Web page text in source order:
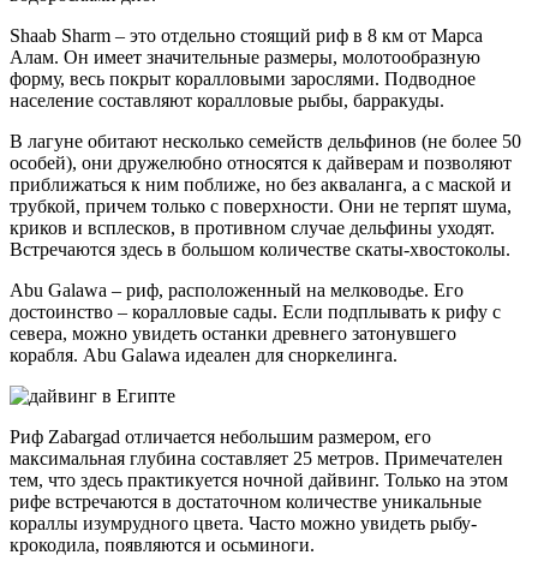
Shaab Sharm – это отдельно стоящий риф в 8 км от Марса
Алам. Он имеет значительные размеры, молотообразную
форму, весь покрыт коралловыми зарослями. Подводное
население составляют коралловые рыбы, барракуды.
В лагуне обитают несколько семейств дельфинов (не более 50
особей), они дружелюбно относятся к дайверам и позволяют
приближаться к ним поближе, но без акваланга, а с маской и
трубкой, причем только с поверхности. Они не терпят шума,
криков и всплесков, в противном случае дельфины уходят.
Встречаются здесь в большом количестве скаты-хвостоколы.
Abu Galawa – риф, расположенный на мелководье. Его
достоинство – коралловые сады. Если подплывать к рифу с
севера, можно увидеть останки древнего затонувшего
корабля. Abu Galawa идеален для сноркелинга.
Риф Zabargad отличается небольшим размером, его
максимальная глубина составляет 25 метров. Примечателен
тем, что здесь практикуется ночной дайвинг. Только на этом
рифе встречаются в достаточном количестве уникальные
кораллы изумрудного цвета. Часто можно увидеть рыбу-
крокодила, появляются и осьминоги.